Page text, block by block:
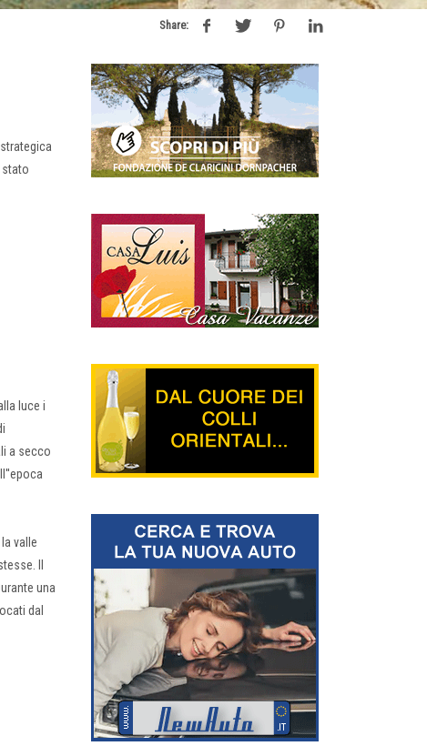
Share:
stato
luce i
a secco
valle
Il
una
dal